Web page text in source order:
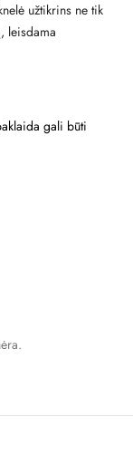
užtikrins ne tik
leisdama
gali būti